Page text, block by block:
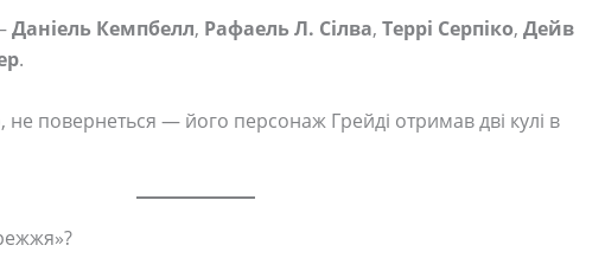
Даніель Кемпбелл, Рафаель Л. Сілва, Террі Серпіко, Дейв
.
не повернеться — його персонаж Грейді отримав дві кулі в